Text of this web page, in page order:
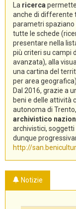
La ricerca
anche di differente
parametri spaziano
tutte le schede
presentare nella
più criteri su campi
avanzata), alla
una cartina del
per area geografica).
Dal 2016, grazie a
beni e delle attività
autonoma di
archivistico
archivistici,
dunque
http://
Notizie